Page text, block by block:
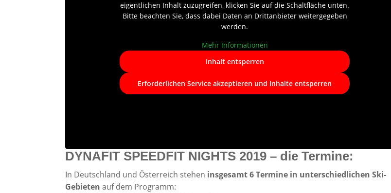
eigentlichen Inhalt zuzugreifen, klicken Sie auf die Schaltfläche unten.
Bitte beachten Sie, dass dabei Daten an Drittanbieter weitergegeben
werden.
Mehr Informationen
Inhalt entsperren
Erforderlichen Service akzeptieren und Inhalte entsperren
DYNAFIT SPEEDFIT NIGHTS 2019 – die Termine:
In Deutschland und Österreich stehen insgesamt 6 Termine in unterschiedlichen Ski-
Gebieten auf dem Programm: